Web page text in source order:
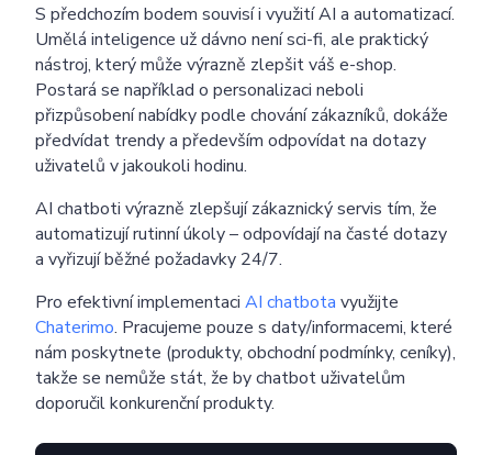
S předchozím bodem souvisí i využití AI a automatizací.
Umělá inteligence už dávno není sci-fi, ale praktický
nástroj, který může výrazně zlepšit váš e-shop.
Postará se například o personalizaci neboli
přizpůsobení nabídky podle chování zákazníků, dokáže
předvídat trendy a především odpovídat na dotazy
uživatelů v jakoukoli hodinu.
AI chatboti výrazně zlepšují zákaznický servis tím, že
automatizují rutinní úkoly – odpovídají na časté dotazy
a vyřizují běžné požadavky 24/7.
Pro efektivní implementaci AI chatbota využijte
Chaterimo. Pracujeme pouze s daty/informacemi, které
nám poskytnete (produkty, obchodní podmínky, ceníky),
takže se nemůže stát, že by chatbot uživatelům
doporučil konkurenční produkty.
ChatGPT pro webové stránky Články
Poslat
Powered by chaterimo